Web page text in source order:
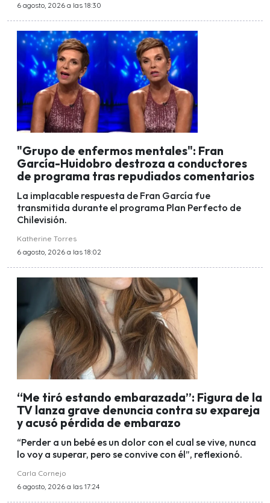
6 agosto, 2026 a las 18:30
"Grupo de enfermos mentales": Fran
García-Huidobro destroza a conductores
de programa tras repudiados comentarios
La implacable respuesta de Fran García fue
transmitida durante el programa Plan Perfecto de
Chilevisión.
Katherine Torres
6 agosto, 2026 a las 18:02
“Me tiró estando embarazada”: Figura de la
TV lanza grave denuncia contra su expareja
y acusó pérdida de embarazo
“Perder a un bebé es un dolor con el cual se vive, nunca
lo voy a superar, pero se convive con él”, reflexionó.
Carla Cornejo
6 agosto, 2026 a las 17:24